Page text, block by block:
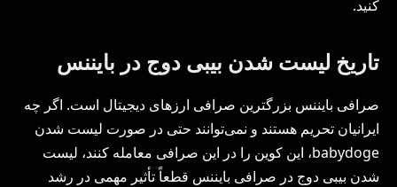
کنید.
تاریخ لیست شدن بیبی دوج در بایننس
صرافی بایننس بزرگترین صرافی ارزهای دیجیتال است. اگر چه
ایرانیان تحریم هستند و نمی‌توانند حتی در صورت لیست شدن
babydoge، این کوین را در این صرافی معامله کنند، لیست
شدن بیبی دوج در صرافی بایننس قطعاً تأثیر مهمی در رشد